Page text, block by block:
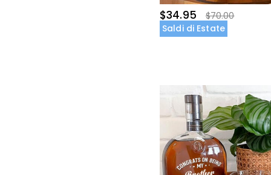
$34.95
$70.00
Saldi di Estate